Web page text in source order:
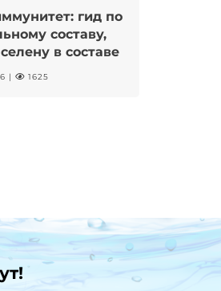
гид по
составу,
в составе
воды от
| 1625